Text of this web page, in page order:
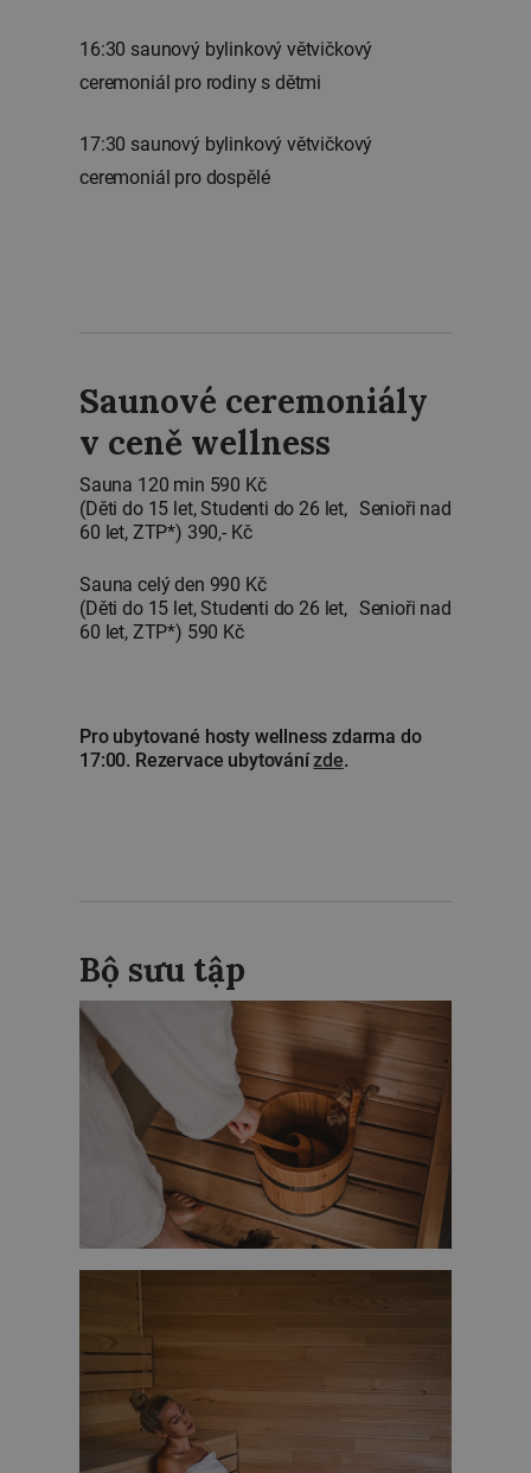
16:30 saunový bylinkový větvičkový
ceremoniál pro rodiny s dětmi
17:30 saunový bylinkový větvičkový
ceremoniál pro dospělé
Saunové ceremoniály
v ceně wellness
⁠Sauna 120 min 590 Kč
(Děti do 15 let, Studenti do 26 let, Senioři nad
60 let, ZTP*) 390,- Kč
Sauna celý den 990 Kč
(Děti do 15 let, Studenti do 26 let, Senioři nad
60 let, ZTP*) 590 Kč
Pro ubytované hosty wellness zdarma do
17:00. Rezervace ubytovánízde.
Bộ sưu tập